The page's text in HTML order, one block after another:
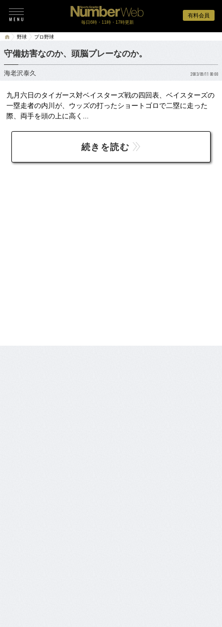
有料会員
毎日6時・11時・17時更新
野球 プロ野球
守備妨害なのか、頭脳プレーなのか。
海老沢泰久 2003/09/11 00:00
九月六日のタイガース対ベイスターズ戦の四回表、ベイスターズの
一塁走者の内川が、ウッズの打ったショートゴロで二塁に走った
際、両手を頭の上に高く...
続きを読む